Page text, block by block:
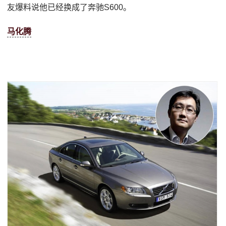
友爆料说他已经换成了奔驰S600。
马化腾